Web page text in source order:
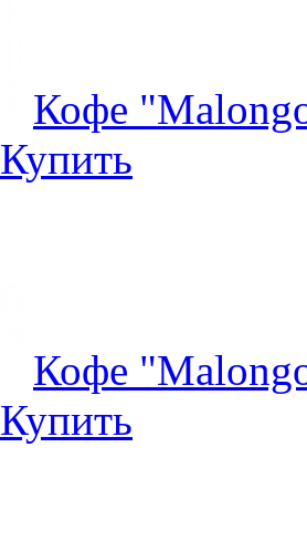
Кофе
Купить
Кофе
Купить